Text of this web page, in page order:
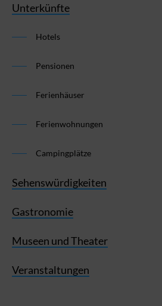
Unterkünfte
Hotels
Pensionen
Ferienhäuser
Ferienwohnungen
Campingplätze
Sehenswürdigkeiten
Gastronomie
Museen und Theater
Veranstaltungen